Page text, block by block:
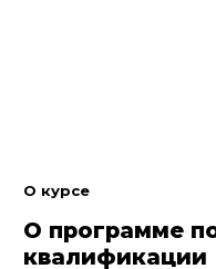
О курсе
О программе
квалификации